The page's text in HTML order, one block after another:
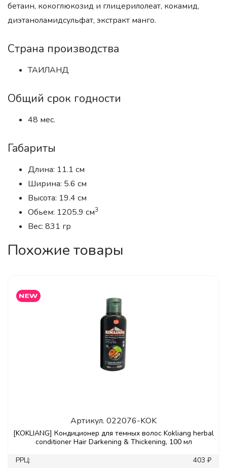
бетаин, кокоглюкозид и глицерилолеат, кокамид,
диэтаноламидсульфат, экстракт манго.
Страна производства
ТАИЛАНД
Общий срок годности
48 мес.
Габариты
Длина: 11.1 см
Ширина: 5.6 см
Высота: 19.4 см
Обьем: 1205.9 см3
Вес: 831 гр
Похожие товары
Артикул. 022076-KOK
[KOKLIANG] Кондиционер для темных волос Kokliang herbal
conditioner Hair Darkening & Thickening, 100 мл
РРЦ:
403 ₽